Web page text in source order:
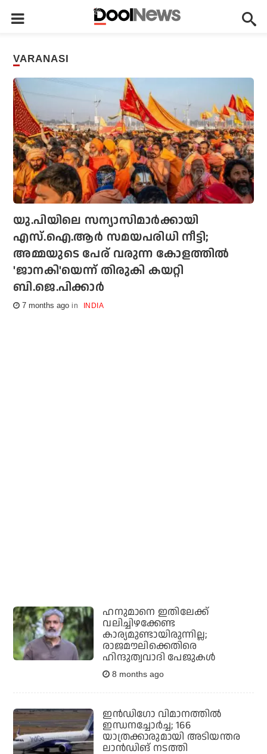
VARANASI
യു.പിയിലെ സന്യാസിമാര്‍ക്കായി
എസ്.ഐ.ആര്‍ സമയപരിധി നീട്ടി;
അമ്മയുടെ പേര് വരുന്ന കോളത്തില്‍
'ജാനകി'യെന്ന് തിരുകി കയറ്റി
ബി.ജെ.പിക്കാര്‍
7 months ago INDIA
ഹനുമാനെ ഇതിലേക്ക്
വലിച്ചിഴക്കേണ്ട
കാര്യമുണ്ടായിരുന്നില്ല;
രാജമൗലിക്കെതിരെ
ഹിന്ദുത്വവാദി പേജുകള്‍
8 months ago
ഇന്‍ഡിഗോ വിമാനത്തില്‍
ഇന്ധനച്ചോര്‍ച്ച; 166
യാത്രക്കാരുമായി അടിയന്തര
ലാന്‍ഡിങ് നടത്തി